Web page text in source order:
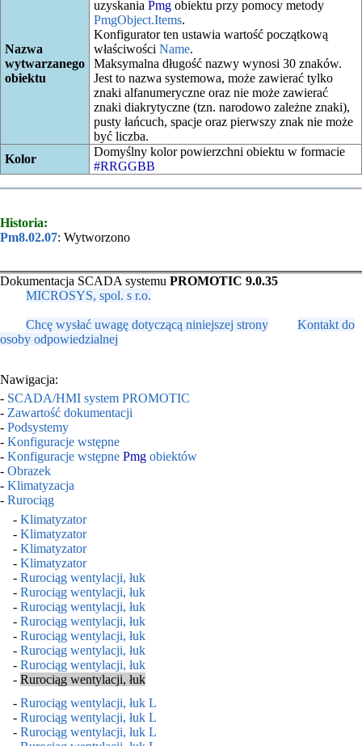
Nazwa
wytwarzanego
obiektu
uzyskania Pmgobiektu przy pomocy metody
PmgObject.Items.
Konfigurator ten ustawia wartość początkową
właściwości Name.
Maksymalna długość nazwy wynosi 30 znaków.
Jest to nazwa systemowa, może zawierać tylko
znaki alfanumeryczne oraz nie może zawierać
znaki diakrytyczne (tzn. narodowo zależne znaki),
pusty łańcuch, spacje oraz pierwszy znak nie może
być liczba.
Kolor
Domyślny kolor powierzchni obiektu w formacie
#RRGGBB
Historia:
Pm8.02.07: Wytworzono
Dokumentacja SCADA systemu PROMOTIC 9.0.35
MICROSYS, spol. s r.o.
Chcę wysłać uwagę dotyczącą niniejszej strony
Kontakt do
osoby odpowiedzialnej
Nawigacja:
- SCADA/HMI system PROMOTIC
- Zawartość dokumentacji
- Podsystemy
- Konfiguracje wstępne
- Konfiguracje wstępne Pmg obiektów
- Obrazek
- Klimatyzacja
- Rurociąg
- Klimatyzator
- Klimatyzator
- Klimatyzator
- Klimatyzator
- Rurociąg wentylacji, łuk
- Rurociąg wentylacji, łuk
- Rurociąg wentylacji, łuk
- Rurociąg wentylacji, łuk
- Rurociąg wentylacji, łuk
- Rurociąg wentylacji, łuk
- Rurociąg wentylacji, łuk
- Rurociąg wentylacji, łuk
- Rurociąg wentylacji, łuk L
- Rurociąg wentylacji, łuk L
- Rurociąg wentylacji, łuk L